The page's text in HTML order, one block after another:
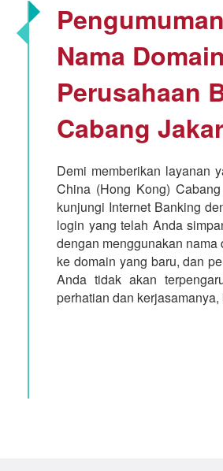
Nama
Perusahaan
Cabang
Demi memberikan layanan
China (Hong Kong)
kunjungi Internet Banking
login yang telah Anda
dengan menggunakan
ke domain yang baru, dan
Anda tidak akan
perhatian dan